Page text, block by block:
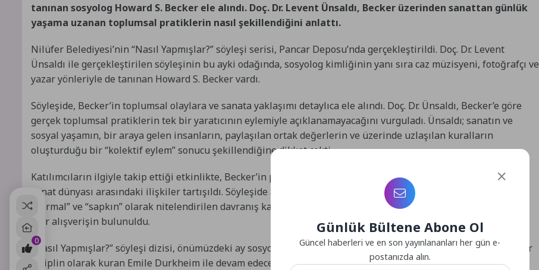
tanınan sosyolog Howard S. Becker ele alındı. Doç. Dr. Levent Ünsaldı, Becker üzerinden sanattan günlük
yaşama uzanan toplumsal pratiklerin nasıl şekillendiğini anlattı.
Nilüfer Belediyesi’nin “Nasıl Yapmışlar?” söyleşi serisi, Pancar Deposu’nda gerçekleştirildi. Doç. Dr. Levent
Ünsaldı ile gerçekleştirilen söyleşinin bu ayki odağında, sosyolog kimliğinin yanı sıra caz müzisyeni, fotoğrafçı ve
yazar yönleriyle de tanınan Howard S. Becker vardı.
Söyleşide, Becker’in toplumsal olaylara ve sanata yaklaşımı detaylıca ele alındı. Doç. Dr. Ünsaldı, Becker’e göre
gerçek toplumsal pratiklerin tek bir yaratıcının eylemiyle açıklanamayacağını vurguladı. Ünsaldı; sanatın ve
sosyal yaşamın, bir araya gelen insanların, paylaşılan ortak değerlerin ve üzerinde uzlaşılan kuralların
oluşturduğu bir “kolektif eylem” sonucu şekillendiğine dikkat çekti.
Katılımcıların ilgiyle takip ettiği etkinlikte, Becker’in perspektifinden yola çıkılarak günlük yaşam pratikleri ve
sanat dünyası arasındaki ilişkiler tartışıldı. Söyleşide ayrıca toplumsal normların nasıl inşa edildiği, toplumda
“normal” ve “sapkın” olarak nitelendirilen davranış kalıplarının kimler ve hangi süreçlerde üretildiği üzerinde
fikir alışverişin bulunuldu.
“Nasıl Yapmışlar?” söyleşi dizisi, önümüzdeki ay sosyoloji tarihinin önemli isimlerinden, sosyolojiyi bağımsız bir
disiplin olarak kuran Emile Durkheim ile devam edecek.
0
Günlük Bültene Abone Ol
Güncel haberleri ve en son yayınlananları her gün e-
postanızda alın.